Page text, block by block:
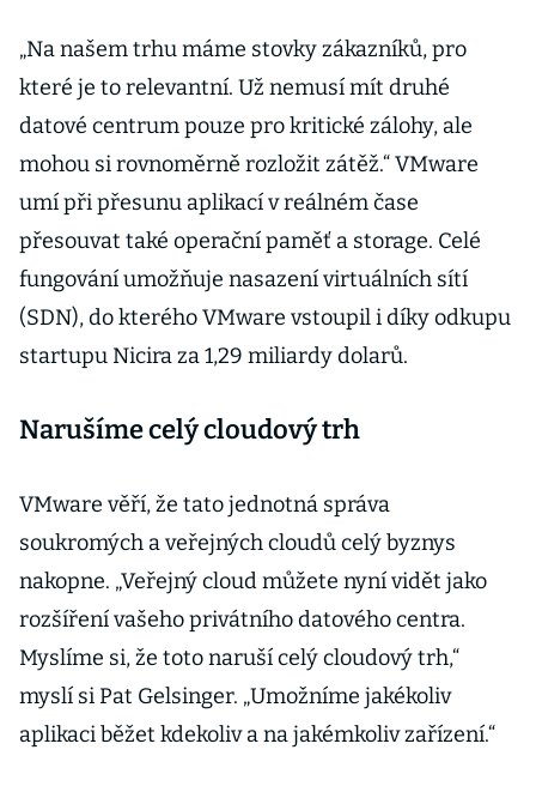
„Na našem trhu máme stovky zákazníků, pro
které je to relevantní. Už nemusí mít druhé
datové centrum pouze pro kritické zálohy, ale
mohou si rovnoměrně rozložit zátěž.“ VMware
umí při přesunu aplikací v reálném čase
přesouvat také operační paměť a storage. Celé
fungování umožňuje nasazení virtuálních sítí
(SDN), do kterého VMware vstoupil i díky odkupu
startupu Nicira za 1,29 miliardy dolarů.
Narušíme celý cloudový trh
VMware věří, že tato jednotná správa
soukromých a veřejných cloudů celý byznys
nakopne. „Veřejný cloud můžete nyní vidět jako
rozšíření vašeho privátního datového centra.
Myslíme si, že toto naruší celý cloudový trh,“
myslí si Pat Gelsinger. „Umožníme jakékoliv
aplikaci běžet kdekoliv a na jakémkoliv zařízení.“